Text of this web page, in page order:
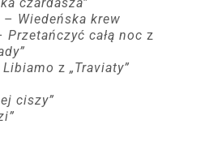
– Wiedeńska krew
Przetańczyć całą noc z
Libiamo z„Traviaty”
ciszy”